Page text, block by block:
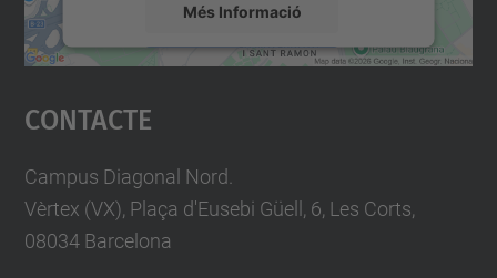
Més Informació
Accepta
powered by
Contacte
Campus Diagonal Nord.
Vèrtex (VX), Plaça d'Eusebi Güell, 6, Les Corts,
08034 Barcelona